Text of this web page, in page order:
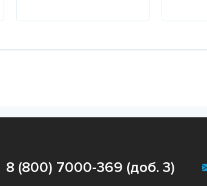
8 (800) 7000-369 (доб. 3)